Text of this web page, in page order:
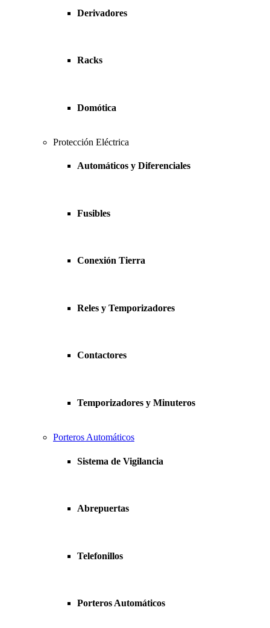
Derivadores
Racks
Domótica
Protección Eléctrica
Automáticos y Diferenciales
Fusibles
Conexión Tierra
Reles y Temporizadores
Contactores
Temporizadores y Minuteros
Porteros Automáticos
Sistema de Vigilancia
Abrepuertas
Telefonillos
Porteros Automáticos